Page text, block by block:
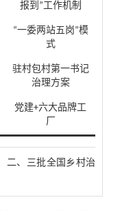
报到”工作机制
“一委两站五岗”模
式
驻村包村第一书记
治理方案
党建+六大品牌工
厂
二、三批全国乡村治